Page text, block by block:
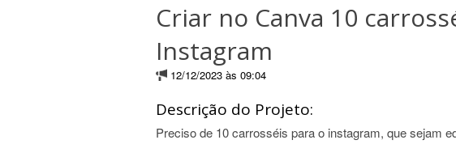
Criar no Canva 10
Instagram
12/12/2023 às 09:04
Descrição do Projeto:
Preciso de 10 carrosséis para o instagram, que sejam